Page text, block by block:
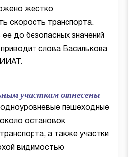
жестко
скорость транспорта.
ее до безопасных значений
слова Василькова
участкам отнесены
одноуровневые пешеходные
остановок
а также участки
видимостью